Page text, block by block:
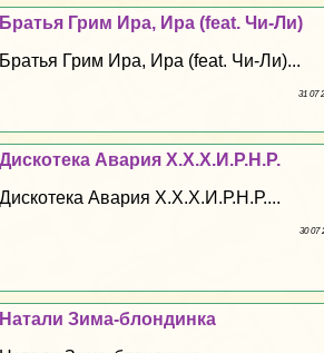
Братья Грим Ира, Ира (feat. Чи-Ли)
Братья Грим Ира, Ира (feat. Чи-Ли)...
31 07
Дискотека Авария Х.Х.Х.И.Р.Н.Р.
Дискотека Авария Х.Х.Х.И.Р.Н.Р....
30 07
Натали Зима-блондинка